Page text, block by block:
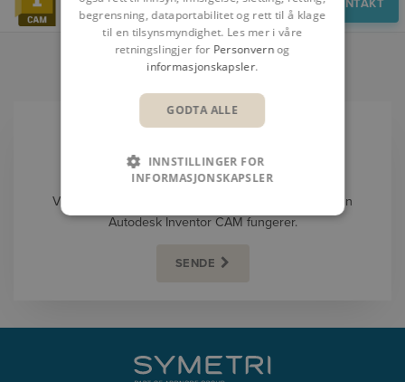
Demo KONTAKT
DEMO
BOOK EN DEMO
Vi gir deg gjerne en uforpliktende innføring i hvordan
Autodesk Inventor CAM fungerer.
SENDE
begrensning, dataportabilitet og rett til å klage
til en tilsynsmyndighet. Les mer i våre
retningslingjer for Personvernog
informasjonskapsler.
GODTA ALLE
INNSTILLINGER FOR
INFORMASJONSKAPSLER